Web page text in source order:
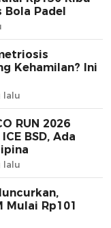
Bola Padel
Kehamilan? Ini
lalu
RUN 2026
BSD, Ada
lalu
Mulai Rp101